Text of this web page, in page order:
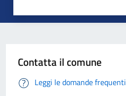
Contatta il comune
Leggi le domande frequenti